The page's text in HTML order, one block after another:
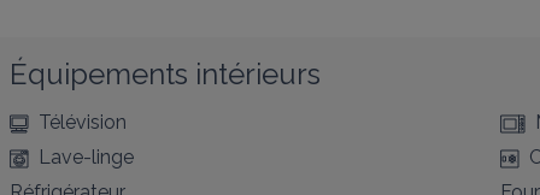
Équipements intérieurs
Télévision
Lave-linge